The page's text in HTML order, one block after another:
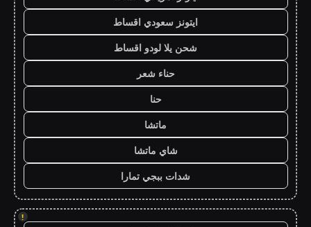
ايتونز سعودي اقساط
شحن يلا لودو اقساط
حناء شعر
حنا
ماتشا
شاي ماتشا
شدات ببجي تمارا
!